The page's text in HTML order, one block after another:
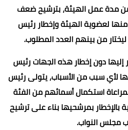
من مدة عمل الهيئة، بترشيح ضعف
لعضوية الهيئة وإخطار رئيس
من بينهم العدد المطلوب.
إليها دون إخطار هذه الجهات رئيس
لأي سبب من الأسباب، يتولى رئيس
استكمال أسمائهم من الفئة
بالإخطار بمرشحيها بناء على ترشيح
مجلس النواب.